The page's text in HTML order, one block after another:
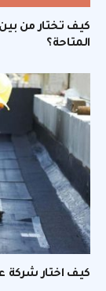
كيف تختار من
المتاحة؟
كيف اختار شركة